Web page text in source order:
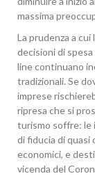
massima
La prudenza a
decisioni di
line continuano
tradizionali. Se
imprese
ripresa che si
turismo soffre: le
di fiducia di
economici, e
vicenda del